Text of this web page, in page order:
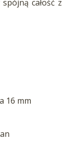
całość z
16 mm